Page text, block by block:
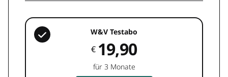
W&V Testabo
€ 19,90
für 3 Monate